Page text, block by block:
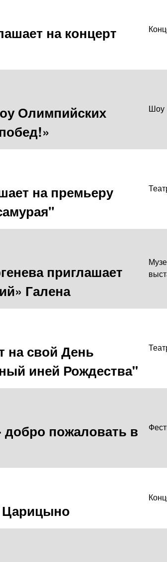
на концерт
Олимпийских
Шоу
на премьеру
приглашает
Галена
на свой День
иней Рождества"
пожаловать в
Царицыно